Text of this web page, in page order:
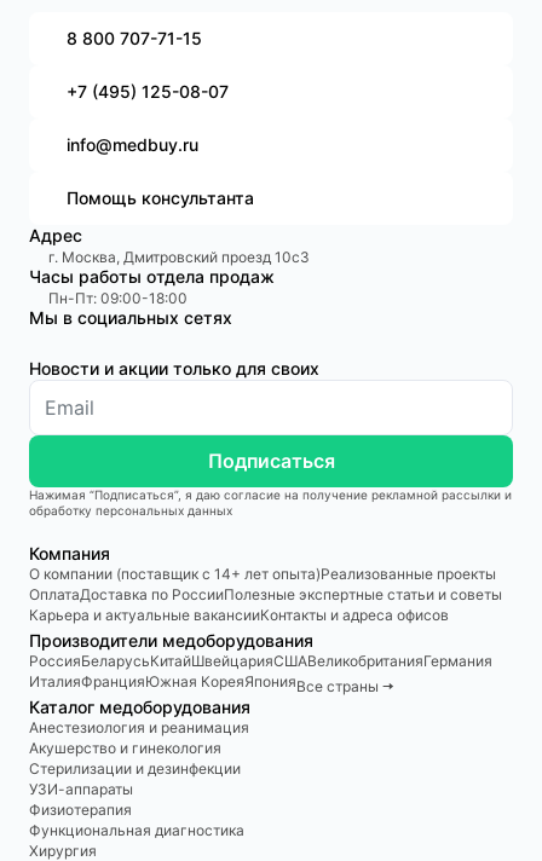
8 800 707-71-15
+7 (495) 125-08-07
info@medbuy.ru
Помощь консультанта
Адрес
г. Москва, Дмитровский проезд 10с3
Часы работы отдела продаж
Пн-Пт: 09:00-18:00
Мы в социальных сетях
Новости и акции только для своих
Подписаться
Нажимая “Подписаться”, я даю согласие на получение рекламной рассылки и
обработку персональных данных
Компания
О компании (поставщик с 14+ лет опыта)Реализованные проекты
ОплатаДоставка по РоссииПолезные экспертные статьи и советы
Карьера и актуальные вакансииКонтакты и адреса офисов
Производители медоборудования
РоссияБеларусьКитайШвейцарияСШАВеликобританияГермания
ИталияФранцияЮжная КореяЯпонияВсе страны 🠆
Каталог медоборудования
Анестезиология и реанимация
Акушерство и гинекология
Стерилизации и дезинфекции
УЗИ-аппараты
Физиотерапия
Функциональная диагностика
Хирургия